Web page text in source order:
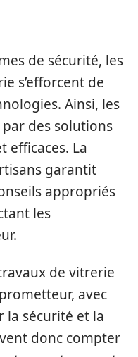
de sécurité, les
s’efforcent de
Ainsi, les
des solutions
efficaces. La
garantit
appropriés
les
de vitrerie
avec
la sécurité et la
donc compter